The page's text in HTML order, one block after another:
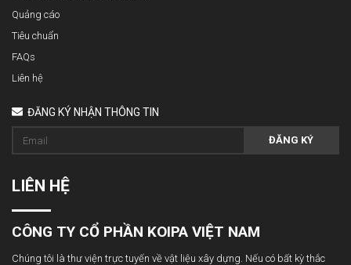
Quảng cáo
Tiêu chuẩn
FAQs
Liên hệ
ĐĂNG KÝ NHẬN THÔNG TIN
ĐĂNG KÝ
LIÊN HỆ
CÔNG TY CỔ PHẦN KOIPA VIỆT NAM
Chúng tôi là thư viện trực tuyến về vật liệu xây dựng. Nếu có bất kỳ thắc